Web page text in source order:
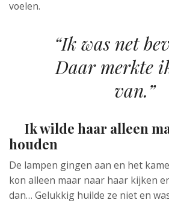
voelen.
“Ik was net
Daar merkte
van.”
Ik wilde haar alleen
houden
De lampen gingen aan en het
kon alleen maar naar haar kijken
dan… Gelukkig huilde ze niet en